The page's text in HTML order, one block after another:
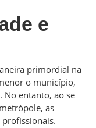
e
primordial na
o município,
No entanto, ao se
as
profissionais.